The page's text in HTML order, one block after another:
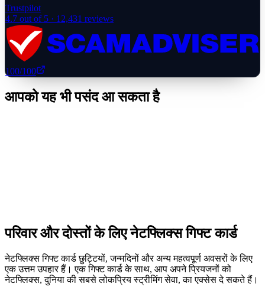
Trustpilot
4.7 out of 5 · 12,431 reviews
100/100
आपको यह भी पसंद आ सकता है
परिवार और दोस्तों के लिए नेटफ्लिक्स गिफ्ट कार्ड
नेटफ्लिक्स गिफ्ट कार्ड छुट्टियों, जन्मदिनों और अन्य महत्वपूर्ण अवसरों के लिए
एक उत्तम उपहार हैं। एक गिफ्ट कार्ड के साथ, आप अपने प्रियजनों को
नेटफ्लिक्स, दुनिया की सबसे लोकप्रिय स्ट्रीमिंग सेवा, का एक्सेस दे सकते हैं।